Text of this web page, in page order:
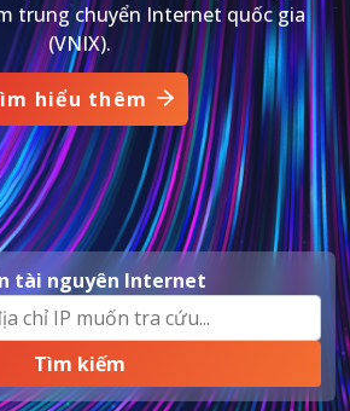
trung chuyển Internet quốc gia
(VNIX).
hiểu thêm
tài nguyên Internet